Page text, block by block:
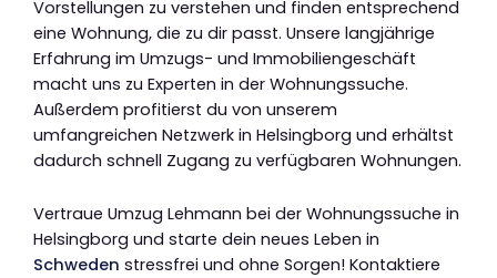
Vorstellungen zu verstehen und finden entsprechend
eine Wohnung, die zu dir passt. Unsere langjährige
Erfahrung im Umzugs- und Immobiliengeschäft
macht uns zu Experten in der Wohnungssuche.
Außerdem profitierst du von unserem
umfangreichen Netzwerk in Helsingborg und erhältst
dadurch schnell Zugang zu verfügbaren Wohnungen.
Vertraue Umzug Lehmann bei der Wohnungssuche in
Helsingborg und starte dein neues Leben in
Schweden stressfrei und ohne Sorgen! Kontaktiere